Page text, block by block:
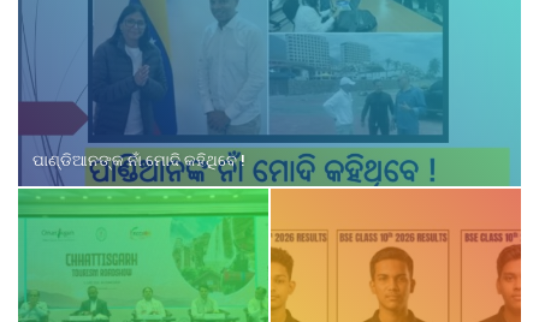
ପାଣ୍ଡିଆନଙ୍କ ନାଁ ମୋଦି କହିଥିବେ !